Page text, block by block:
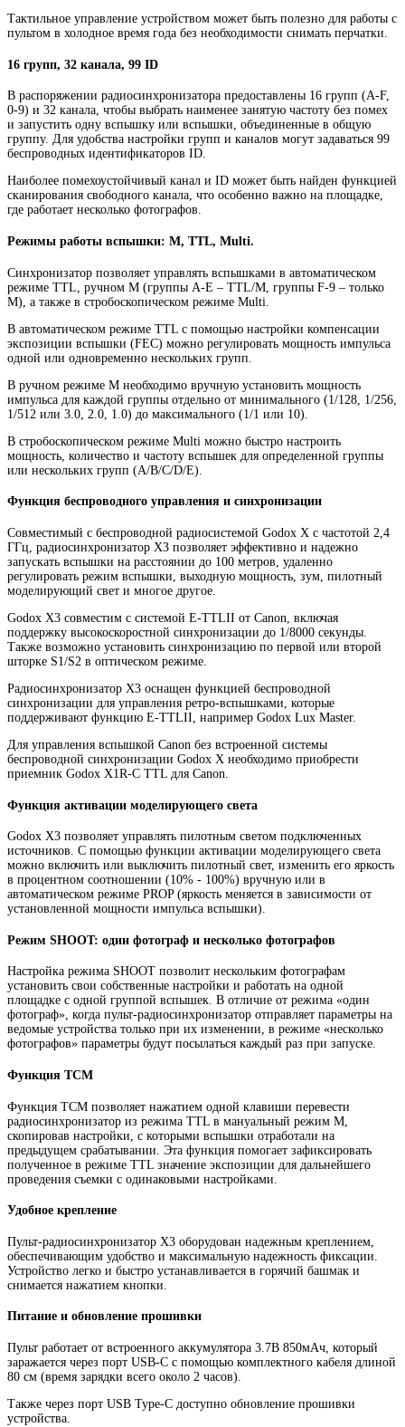
Тактильное управление устройством может быть полезно для работы с
пультом в холодное время года без необходимости снимать перчатки.
16 групп, 32 канала, 99 ID
В распоряжении радиосинхронизатора предоставлены 16 групп (A-F,
0-9) и 32 канала, чтобы выбрать наименее занятую частоту без помех
и запустить одну вспышку или вспышки, объединенные в общую
группу. Для удобства настройки групп и каналов могут задаваться 99
беспроводных идентификаторов ID.
Наиболее помехоустойчивый канал и ID может быть найден функцией
сканирования свободного канала, что особенно важно на площадке,
где работает несколько фотографов.
Режимы работы вспышки: M, TTL, Multi.
Синхронизатор позволяет управлять вспышками в автоматическом
режиме TTL, ручном M (группы A-E – TTL/М, группы F-9 – только
M), а также в стробоскопическом режиме Multi.
В автоматическом режиме TTL с помощью настройки компенсации
экспозиции вспышки (FEC) можно регулировать мощность импульса
одной или одновременно нескольких групп.
В ручном режиме М необходимо вручную установить мощность
импульса для каждой группы отдельно от минимального (1/128, 1/256,
1/512 или 3.0, 2.0, 1.0) до максимального (1/1 или 10).
В стробоскопическом режиме Multi можно быстро настроить
мощность, количество и частоту вспышек для определенной группы
или нескольких групп (A/B/C/D/E).
Функция беспроводного управления и синхронизации
Совместимый с беспроводной радиосистемой Godox X с частотой 2,4
ГГц, радиосинхронизатор X3 позволяет эффективно и надежно
запускать вспышки на расстоянии до 100 метров, удаленно
регулировать режим вспышки, выходную мощность, зум, пилотный
моделирующий свет и многое другое.
Godox X3 совместим с системой E-TTLII от Canon, включая
поддержку высокоскоростной синхронизации до 1/8000 секунды.
Также возможно установить синхронизацию по первой или второй
шторке S1/S2 в оптическом режиме.
Радиосинхронизатор X3 оснащен функцией беспроводной
синхронизации для управления ретро-вспышками, которые
поддерживают функцию E-TTLII, например Godox Lux Master.
Для управления вспышкой Canon без встроенной системы
беспроводной синхронизации Godox X необходимо приобрести
приемник Godox X1R-C TTL для Canon.
Функция активации моделирующего света
Godox X3 позволяет управлять пилотным светом подключенных
источников. С помощью функции активации моделирующего света
можно включить или выключить пилотный свет, изменить его яркость
в процентном соотношении (10% - 100%) вручную или в
автоматическом режиме PROP (яркость меняется в зависимости от
установленной мощности импульса вспышки).
Режим SHOOT: один фотограф и несколько фотографов
Настройка режима SHOOT позволит нескольким фотографам
установить свои собственные настройки и работать на одной
площадке с одной группой вспышек. В отличие от режима «один
фотограф», когда пульт-радиосинхронизатор отправляет параметры на
ведомые устройства только при их изменении, в режиме «несколько
фотографов» параметры будут посылаться каждый раз при запуске.
Функция TCM
Функция TCM позволяет нажатием одной клавиши перевести
радиосинхронизатор из режима TTL в мануальный режим М,
скопировав настройки, с которыми вспышки отработали на
предыдущем срабатывании. Эта функция помогает зафиксировать
полученное в режиме TTL значение экспозиции для дальнейшего
проведения съемки с одинаковыми настройками.
Удобное крепление
Пульт-радиосинхронизатор X3 оборудован надежным креплением,
обеспечивающим удобство и максимальную надежность фиксации.
Устройство легко и быстро устанавливается в горячий башмак и
снимается нажатием кнопки.
Питание и обновление прошивки
Пульт работает от встроенного аккумулятора 3.7В 850мАч, который
заражается через порт USB-C с помощью комплектного кабеля длиной
80 см (время зарядки всего около 2 часов).
Также через порт USB Type-C доступно обновление прошивки
устройства.